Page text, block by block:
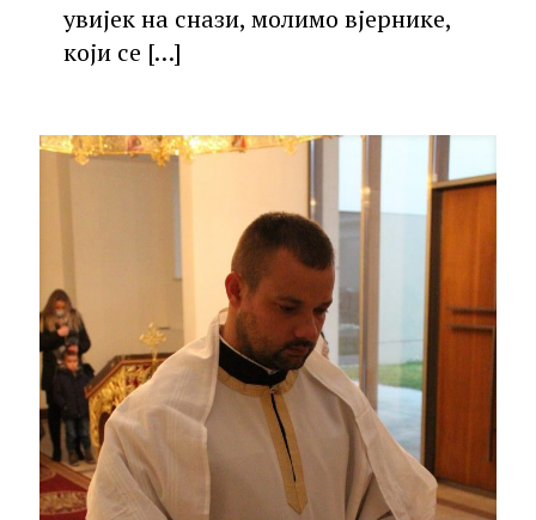
увијек на снази, молимо вјернике,
који се […]